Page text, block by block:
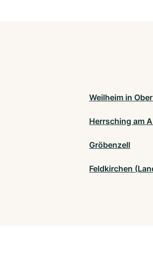
Weilheim in
Herrsching am
Gröbenzell
Feldkirchen